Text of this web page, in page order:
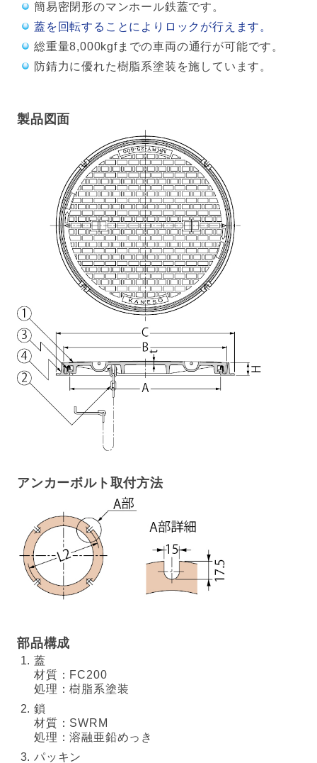
簡易密閉形のマンホール鉄蓋です。
蓋を回転することによりロックが行えます。
総重量8,000kgfまでの車両の通行が可能です。
防錆力に優れた樹脂系塗装を施しています。
製品図面
アンカーボルト取付方法
部品構成
蓋
材質：FC200
処理：樹脂系塗装
鎖
材質：SWRM
処理：溶融亜鉛めっき
パッキン